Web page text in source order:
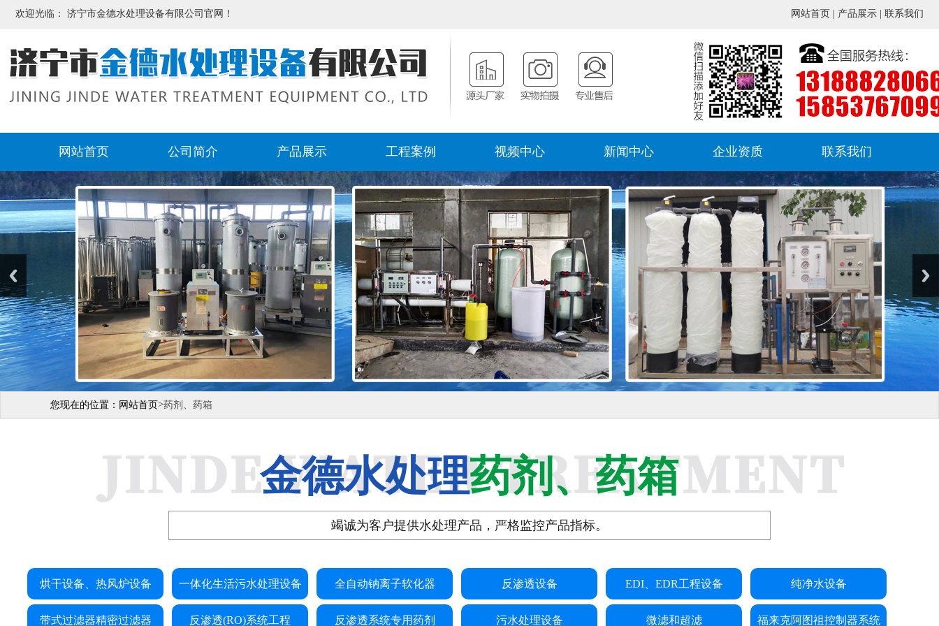
欢迎光临： 济宁市金德水处理设备有限公司官网！ 网站首页 产品展示 联系我们
网站首页 公司简介 产品展示 工程案例 视频中心 新闻中心 企业资质 联系我们
您现在的位置： 网站首页>药剂、药箱
金德水处理药剂、药箱
竭诚为客户提供水处理产品，严格监控产品指标。
烘干设备、热风炉设备 一体化生活污水处理设备 全自动钠离子软化器 反渗透设备 EDI、EDR工程设备 纯净水设备
带式过滤器精密过滤器 反渗透(RO)系统工程 反渗透系统专用药剂 污水处理设备 微滤和超滤 福来克阿图祖控制器系统